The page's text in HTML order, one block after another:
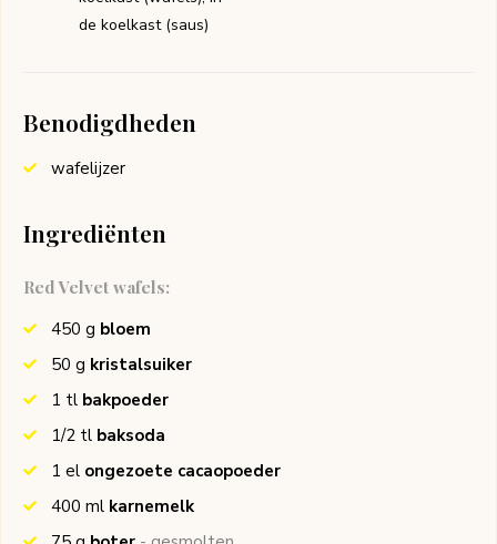
de koelkast (saus)
Benodigdheden
wafelijzer
Ingrediënten
Red Velvet wafels:
450 g bloem
50 g kristalsuiker
1 tl bakpoeder
1/2 tl baksoda
1 el ongezoete cacaopoeder
400 ml karnemelk